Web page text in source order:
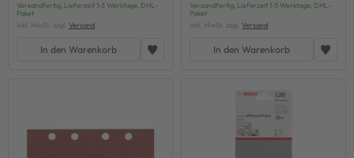
Versandfertig, Lieferzeit 1-3 Werktage, DHL-
Paket
inkl. MwSt. zzgl. Versand
In den Warenkorb
Versandfertig, Lieferzeit 1-3 Werktage, DHL-
Paket
inkl. MwSt. zzgl. Versand
In den Warenkorb